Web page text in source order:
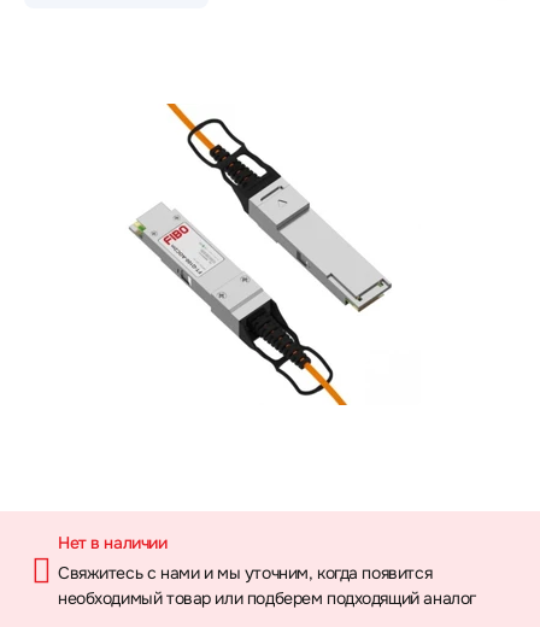
Нет в наличии
Свяжитесь с нами и мы уточним, когда появится
необходимый товар или подберем подходящий аналог